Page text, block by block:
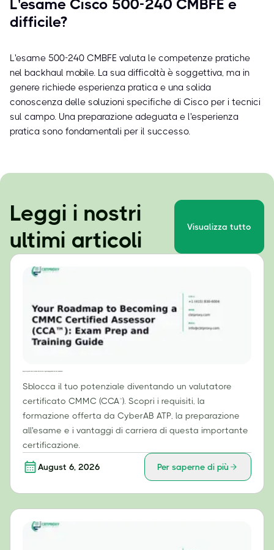
L'esame Cisco 500-240 CMBFE è
difficile?
L'esame 500-240 CMBFE valuta le competenze pratiche
nel backhaul mobile. La sua difficoltà è soggettiva, ma in
genere richiede esperienza pratica e una solida
conoscenza delle soluzioni specifiche di Cisco per i tecnici
sul campo. Una preparazione adeguata e l'esperienza
pratica sono fondamentali per il successo.
Leggi i nostri
ultimi articoli
Visualizza tutto
Sblocca il tuo potenziale diventando un valutatore
certificato CMMC (CCA™). Scopri i requisiti, la
formazione offerta da CyberAB ATP, la preparazione
all'esame e i vantaggi di carriera di questa importante
certificazione.
August 6, 2026 Per saperne di più